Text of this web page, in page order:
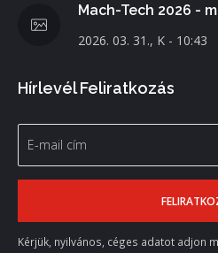
Mach-Tech 2026 -
2026. 03. 31., K - 10:43
Hírlevél Feliratkozás
Kérjük, nyilvános, céges adatot adjon